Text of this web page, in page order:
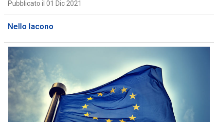
Pubblicato il 01 Dic 2021
Nello Iacono